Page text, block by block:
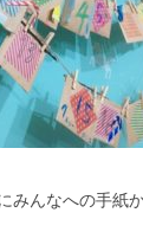
みんなへの手紙